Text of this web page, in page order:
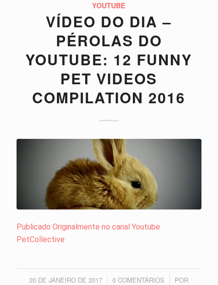
YOUTUBE
VÍDEO DO DIA –
PÉROLAS DO
YOUTUBE: 12 FUNNY
PET VIDEOS
COMPILATION 2016
Publicado Originalmente no canal Youtube
PetCollective
20 DE JANEIRO DE 2017
/ 0 COMENTÁRIOS
/
POR